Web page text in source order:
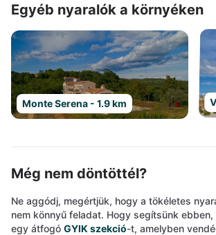
Egyéb nyaralók a környéken
Monte Serena - 1.9 km
Még nem döntöttél?
Ne aggódj, megértjük, hogy a tökéletes
nem könnyű feladat. Hogy segítsünk
egy átfogó GYIK szekció-t, amelyben